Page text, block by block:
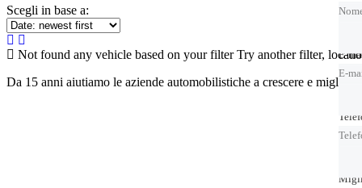
Scegli in base a:
Not found any vehicle based on your filter Try another filter,
Da 15 anni aiutiamo le aziende automobilistiche a crescere e
E-
E-
E-